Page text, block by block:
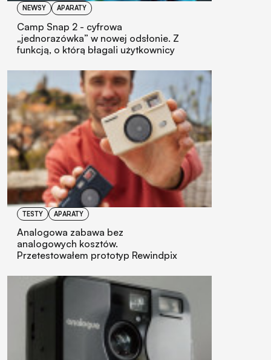
NEWSY APARATY
Camp Snap 2 - cyfrowa
„jednorazówka” w nowej odsłonie. Z
funkcją, o którą błagali użytkownicy
TESTY APARATY
Analogowa zabawa bez
analogowych kosztów.
Przetestowałem prototyp Rewindpix